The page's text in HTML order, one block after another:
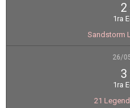
2
1ra
Sandstorm
26/
3
1ra
21